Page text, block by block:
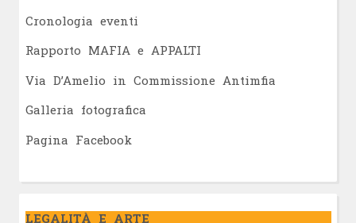
Cronologia eventi
Rapporto MAFIA e APPALTI
Via D’Amelio in Commissione Antimfia
Galleria fotografica
Pagina Facebook
LEGALITÀ E ARTE